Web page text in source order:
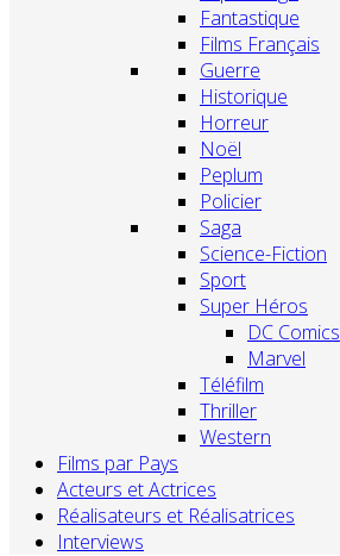
Fantastique
Films Français
Guerre
Historique
Horreur
Noël
Peplum
Policier
Saga
Science-Fiction
Sport
Super Héros
DC Comics
Marvel
Téléfilm
Thriller
Western
Films par Pays
Acteurs et Actrices
Réalisateurs et Réalisatrices
Interviews